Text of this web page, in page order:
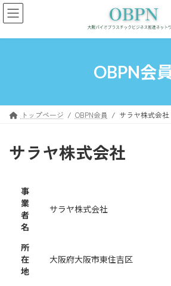
コ
ン
ン
ナ
ビ
ー
OBPN会員
トップページ OBPN会員 サラヤ株式会社
サラヤ株式会社
事
業
者
名
サラヤ株式会社
所
在
地
大阪府大阪市東住吉区